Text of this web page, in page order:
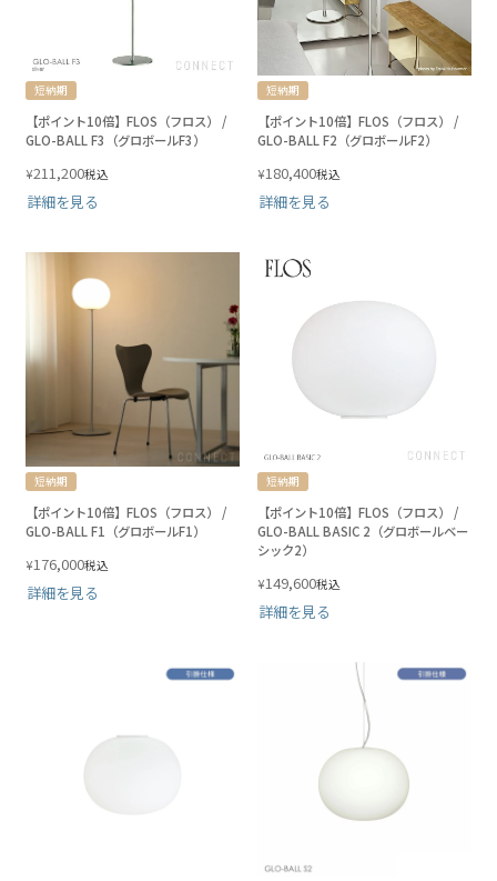
短納期
【ポイント10倍】FLOS（フロス） /
GLO-BALL F3（グロボールF3）
¥211,200税込
詳細を見る
短納期
【ポイント10倍】FLOS（フロス） /
GLO-BALL F2（グロボールF2）
¥180,400税込
詳細を見る
短納期
【ポイント10倍】FLOS（フロス） /
GLO-BALL F1（グロボールF1）
¥176,000税込
詳細を見る
短納期
【ポイント10倍】FLOS（フロス） /
GLO-BALL BASIC 2（グロボールベー
シック2）
¥149,600税込
詳細を見る